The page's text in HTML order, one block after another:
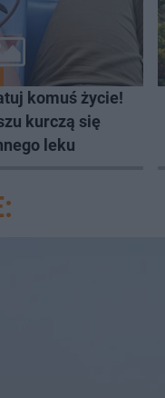
komuś życie!
kurczą się
leku